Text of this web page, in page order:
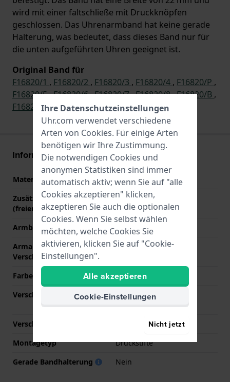
wird mit einer faltschließe mit Druckknöpfen
geschlossen. Das Uhrenarmband hat keine gerade
Halterung, was bedeutet, dass dieses Band nur für
die unten aufgeführten Uhren geeignet ist.
Original Band für
F16820/1 , F16820/2 , F16820/3 , F16820/4 , F16820/P ,
F16820/5,F16820/6,F16820/7,F16820/8,F16820/B ,
F16820/A,F16820/C,F16820/Q,F16820/R
Informationen zum Armband
Material des Armbands
Edelstahl
Zusätzliche Informationen
(freier Text)
Stainless Steel Bracelet
Armbandbreite
22 mm
Armandbreite am
Verschluß
18 mm
Farbe des Armbands
Silber
Verschlusstyp
Faltschließe mit
Verschlussfarbe
Montagetyp
Druckstifte
Gerade Bandhalterung
Nein
Ihre Datenschutzeinstellungen
Uhr.com verwendet verschiedene
Arten von Cookies. Für einige Arten
benötigen wir Ihre Zustimmung.
Die notwendigen Cookies und
anonymen Statistiken sind immer
automatisch aktiv; wenn Sie auf "alle
Cookies akzeptieren" klicken,
akzeptieren Sie auch die optionalen
Cookies. Wenn Sie selbst wählen
möchten, welche Cookies Sie
aktivieren, klicken Sie auf "Cookie-
Einstellungen".
Alle akzeptieren
Cookie-Einstellungen
Nicht jetzt